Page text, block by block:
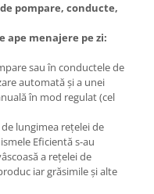
pompare, conducte,
ape menajere pe zi:
sau în conductele de
automată și a unei
în mod regulat (cel
lungimea rețelei de
Eficientă s-au
a rețelei de
iar grăsimile și alte